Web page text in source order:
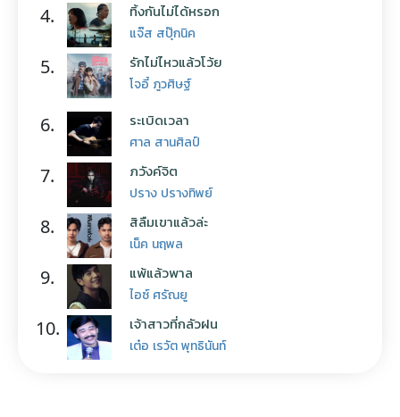
4. ทิ้งกันไม่ได้หรอก
แจ๊ส สปุ๊กนิค
5. รักไม่ไหวแล้วโว้ย
โจอี้ ภูวศิษฐ์
6. ระเบิดเวลา
ศาล สานศิลป์
7. ภวังค์จิต
ปราง ปรางทิพย์
8. สิลืมเขาแล้วล่ะ
เน็ค นฤพล
9. แพ้แล้วพาล
ไอซ์ ศรัณยู
10. เจ้าสาวที่กลัวฝน
เต๋อ เรวัต พุทธินันท์